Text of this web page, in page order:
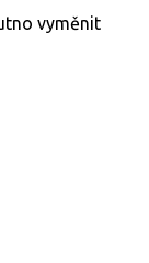
vyměnit